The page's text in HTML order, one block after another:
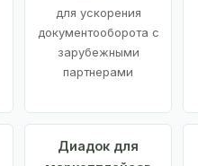
для ускорения
документооборота с
зарубежными
партнерами
Диадок для